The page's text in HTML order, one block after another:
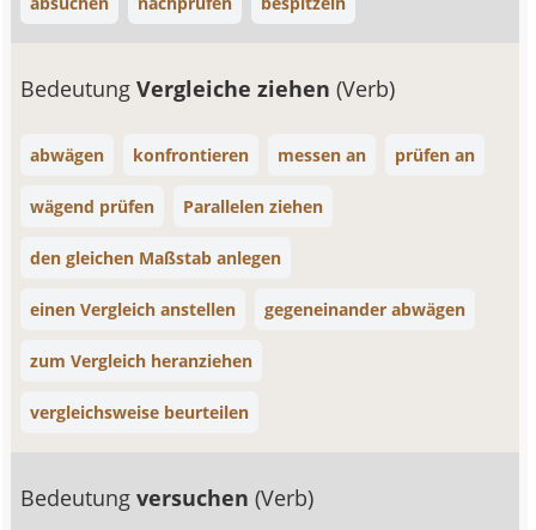
BedeutungVergleiche ziehen(Verb)
abwägen konfrontieren messen an prüfen an
wägend prüfen Parallelen ziehen
den gleichen Maßstab anlegen
einen Vergleich anstellen gegeneinander abwägen
zum Vergleich heranziehen
vergleichsweise beurteilen
Bedeutungversuchen(Verb)